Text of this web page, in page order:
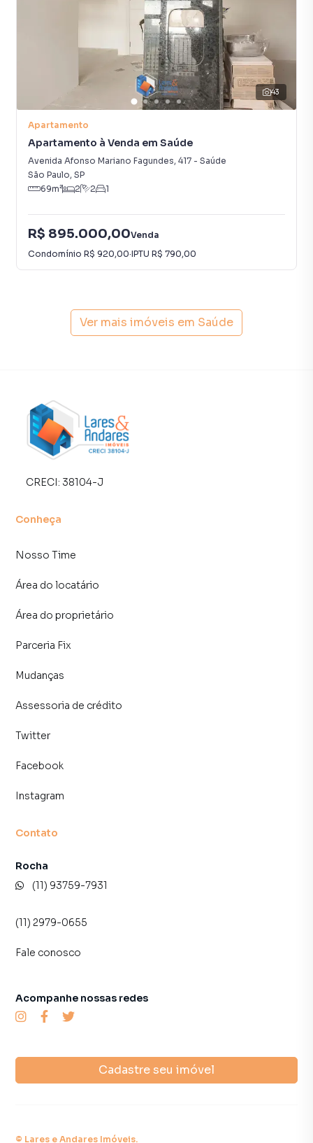
43
Apartamento
Apartamento à Venda em Saúde
Avenida Afonso Mariano Fagundes, 417 - Saúde
São Paulo, SP
69m² 2 2 1
R$ 895.000,00Venda
Condomínio R$ 920,00·IPTU R$ 790,00
Ver mais imóveis em Saúde
CRECI: 38104-J
Conheça
Nosso Time
Área do locatário
Área do proprietário
Parceria Fix
Mudanças
Assessoria de crédito
Twitter
Facebook
Instagram
Contato
Rocha
(11) 93759-7931
(11) 2979-0655
Fale conosco
Cadastre seu imóvel
Acompanhe nossas redes
© Lares e Andares Imóveis.